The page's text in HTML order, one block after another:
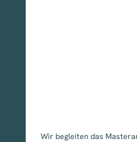
Wir begleiten das